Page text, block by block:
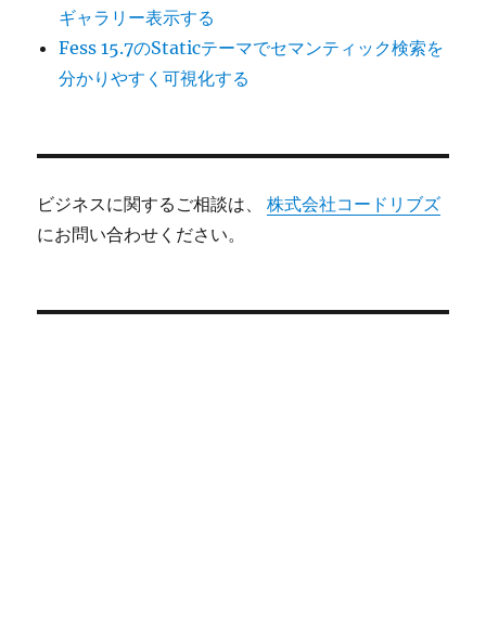
ギャラリー表示する
Fess 15.7のStaticテーマでセマンティック検索を
分かりやすく可視化する
ビジネスに関するご相談は、株式会社コードリブズ
にお問い合わせください。